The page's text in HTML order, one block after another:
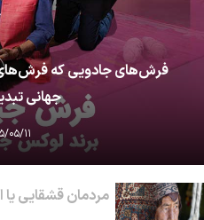
فرش‌های جادویی که فرش‌های
جهانی
۱۴۰۵/
مردمان قشقایی